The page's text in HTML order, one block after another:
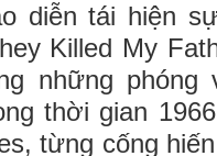
diễn tái hiện
Killed My
những phóng
thời gian
từng cống